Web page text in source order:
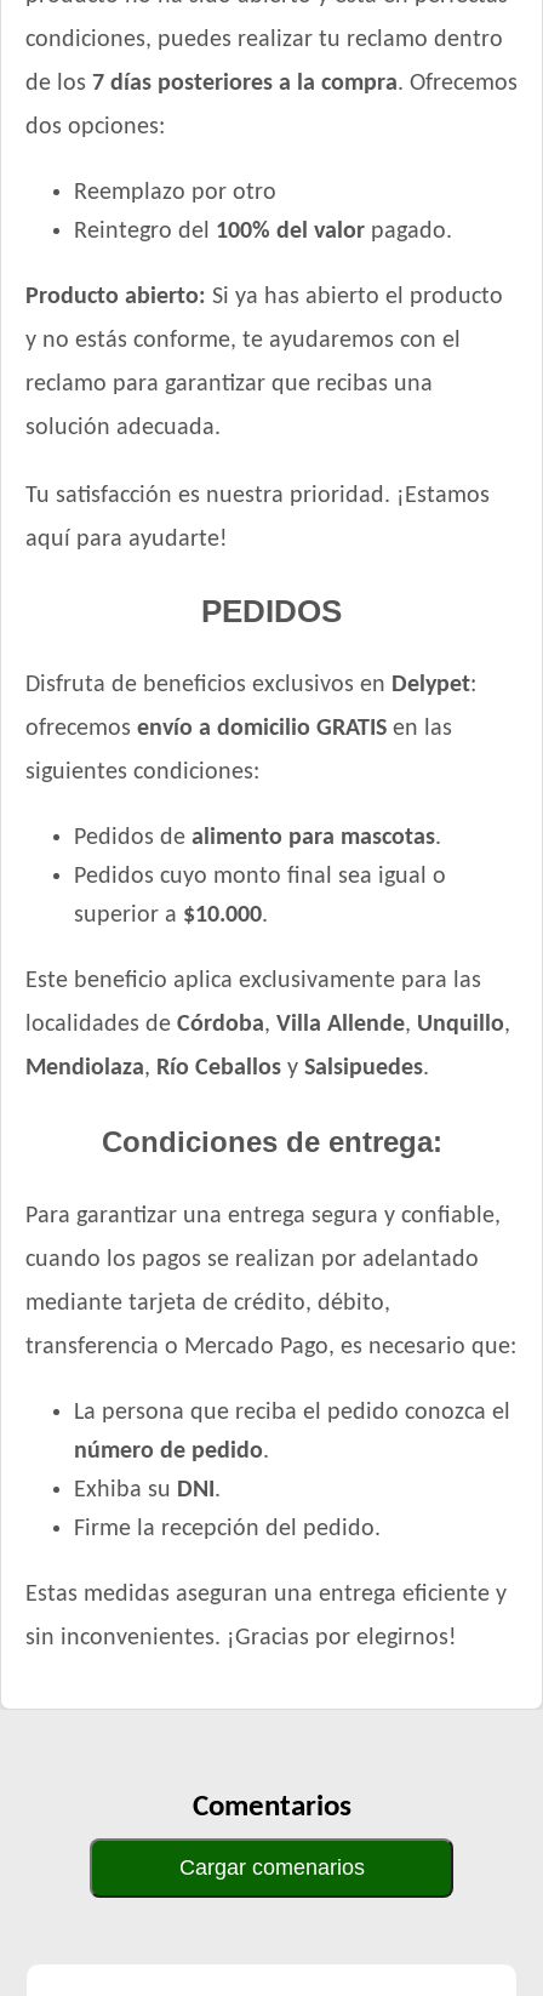
Royal Canin Perro Veterinary Diabetic Canine
Royal Canin Perro Veterinary Gastrointestinal Canine
Moderate Calorie
Royal Canin Perro Veterinary Hepatic Canine
Royal Canin Perro Veterinary Hypoallargenic Moderate
Royal Canin Perro Veterinary Mobility Support
Royal Canin Perro Veterinary Renal Canine
Royal Canin Perro Veterinary Renal Special Canine
Royal Canin Perro Veterinary Urinary S/O
Sabrositos Adultos Mix
Sabrositos Perros Adultos Carne, Pollo y Cerdo
Sanno Súper Premium Perro Adulto
Sieger Perro Adulto Raza Mediana y Grande
Sieger Perro Dermaprotect
Sieger Perro High Performance All Breeds
Smart Pet Criadores Perro Adulto
Tiernitos Selection Carne
Top Nutrition Perro Adulto Grain Free
Total Balance Ultra Pro Perros Adultos
Upper Crock Perro Adulto
Upper Crock Perro Adulto Cerdo y Arroz
Upper Crock Perro Adulto Criadores
Vagoneta Mix Perro Adulto
Vitalcan Balanced Natural Recipe Perro Sabor Carne
Argentina Seleccionada
Vitalcan Balanced Natural Recipe Perro Sabor Cerdo
Vitalcan Balanced Natural Recipe Perro Sabor Cordero
Vitalcan Balanced Natural Recipe Salmón Rosado
Vitalcan Balanced Perro Adulto Raza Grande
Vitalcan Premium Perro Control de Peso
Vitalcan Therapy Canine Cardiac Health
condiciones, puedes realizar tu reclamo dentro
de los 7 días posteriores a la compra. Ofrecemos
dos opciones:
Reemplazo por otro
Reintegro del 100% del valor pagado.
Producto abierto: Si ya has abierto el producto
y no estás conforme, te ayudaremos con el
reclamo para garantizar que recibas una
solución adecuada.
Tu satisfacción es nuestra prioridad. ¡Estamos
aquí para ayudarte!
PEDIDOS
Disfruta de beneficios exclusivos en Delypet:
ofrecemos envío a domicilio GRATIS en las
siguientes condiciones:
Pedidos de alimento para mascotas.
Pedidos cuyo monto final sea igual o
superior a $10.000.
Este beneficio aplica exclusivamente para las
localidades de Córdoba, Villa Allende, Unquillo,
Mendiolaza, Río Ceballos y Salsipuedes.
Condiciones de entrega:
Para garantizar una entrega segura y confiable,
cuando los pagos se realizan por adelantado
mediante tarjeta de crédito, débito,
transferencia o Mercado Pago, es necesario que:
La persona que reciba el pedido conozca el
número de pedido.
Exhiba su DNI.
Firme la recepción del pedido.
Estas medidas aseguran una entrega eficiente y
sin inconvenientes. ¡Gracias por elegirnos!
Comentarios
Cargar comenarios